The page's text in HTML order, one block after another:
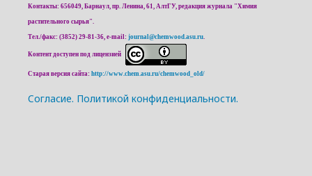
Контакты: 656049, Барнаул, пр. Ленина, 61, АлтГУ, редакция журнала "Химия
растительного сырья".
Тел./факс: (3852) 29-81-36, e-mail: journal@chemwood.asu.ru.
Контент доступен под лицензией
Старая версия сайта: http://www.chem.asu.ru/chemwood_old/
Cогласие. Политикой конфиденциальности.